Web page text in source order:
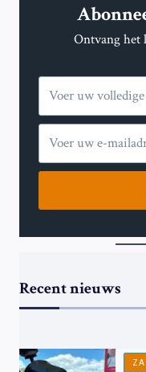
Ontvang het
Recent nieuws